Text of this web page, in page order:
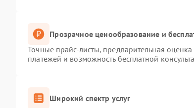
Прозрачное ценообразование и
Точные прайс-листы, предварительная
платежей и возможность бесплатной
Широкий спектр услуг